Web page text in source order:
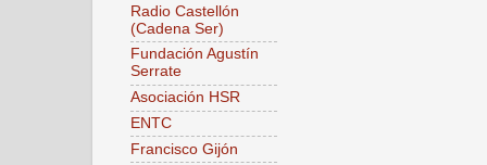
Radio Castellón
(Cadena Ser)
Fundación Agustín
Serrate
Asociación HSR
ENTC
Francisco Gijón